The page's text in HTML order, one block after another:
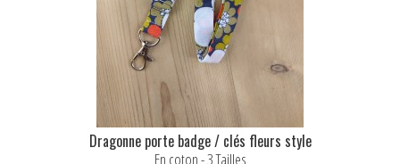
Dragonne porte badge / clés fleurs style
vintage
En coton - 3 Tailles